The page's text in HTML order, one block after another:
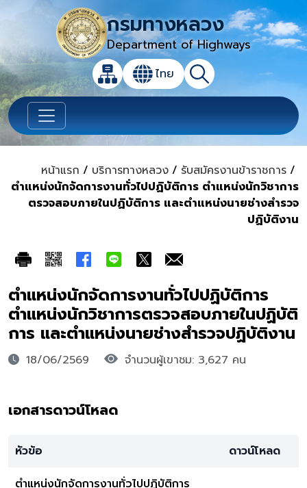
กรมทางหลวง
Department of Highways
แผนผังเว็บไซต์
เปลี่ยนภาษา
ไทย ค้นหา
เปิดกล่องค้นหาข้อมูลหลักของเว็บไซต์
หน้าแรก / บริการทางหลวง / รับสมัครงานข้าราชการ /
ตำแหน่งนักจัดการงานทั่วไปปฏิบัติการ ตำแหน่งนักวิชาการ
ตรวจสอบภายในปฏิบัติการ และตำแหน่งนายช่างสำรวจ
ปฏิบัติงาน
ตำแหน่งนักจัดการงานทั่วไปปฏิบัติการ
ตำแหน่งนักวิชาการตรวจสอบภายในปฏิบัติ
การ และตำแหน่งนายช่างสำรวจปฏิบัติงาน
18/06/2569 จำนวนผู้เขาชม: 3,627 คน
เอกสารดาวน์โหลด
หัวข้อ
ดาวน์โหลด
ตำแหน่งนักจัดการงานทั่วไปปฏิบัติการ